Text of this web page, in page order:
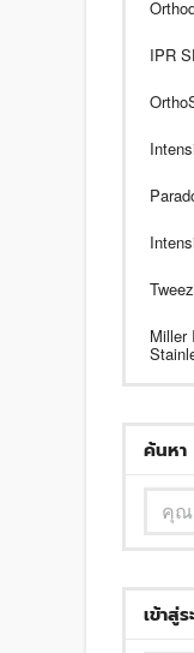
IPR
Miller
ค้นหา
เข้าสู่